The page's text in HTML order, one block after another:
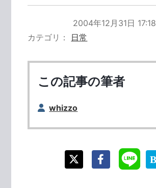
2004年12月31日 17:18
カテゴリ
日常
この記事の筆者
whizzo